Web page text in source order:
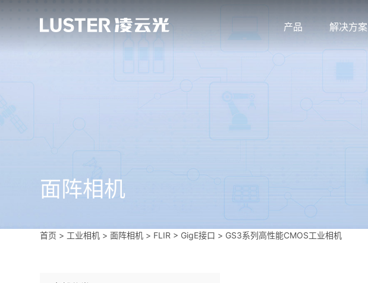
产品 解决方案
面阵相机
首页 > 工业相机 >面阵相机 > FLIR > GigE接口 > GS3系列高性能CMOS工业相机